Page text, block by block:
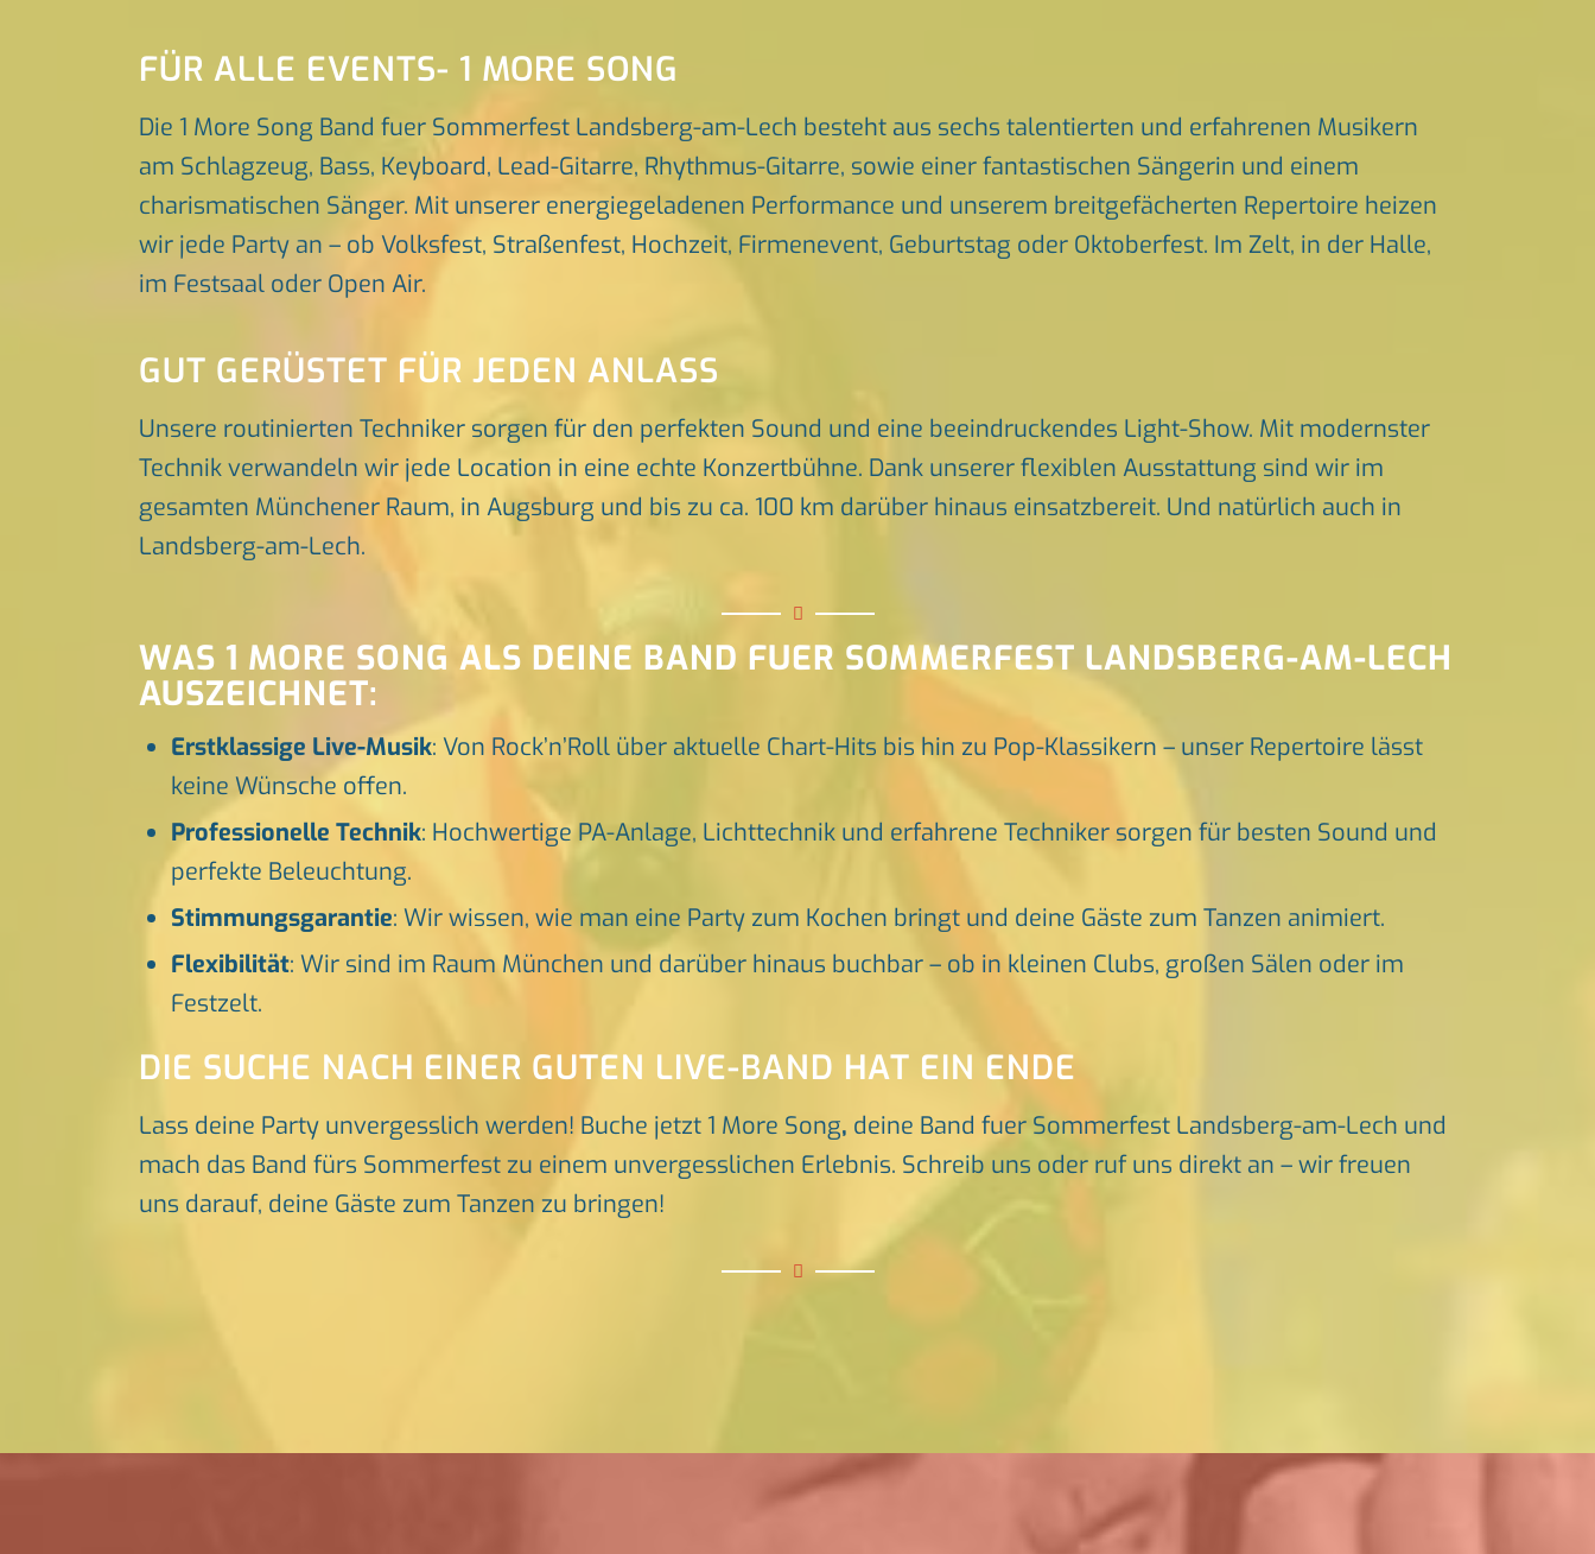
FÜR ALLE EVENTS- 1 MORE SONG
Die 1 More Song Band fuer Sommerfest Landsberg-am-Lech besteht aus sechs talentierten und erfahrenen Musikern
am Schlagzeug, Bass, Keyboard, Lead-Gitarre, Rhythmus-Gitarre, sowie einer fantastischen Sängerin und einem
charismatischen Sänger. Mit unserer energiegeladenen Performance und unserem breitgefächerten Repertoire heizen
wir jede Party an – ob Volksfest, Straßenfest, Hochzeit, Firmenevent, Geburtstag oder Oktoberfest. Im Zelt, in der Halle,
im Festsaal oder Open Air.
GUT GERÜSTET FÜR JEDEN ANLASS
Unsere routinierten Techniker sorgen für den perfekten Sound und eine beeindruckendes Light-Show. Mit modernster
Technik verwandeln wir jede Location in eine echte Konzertbühne. Dank unserer flexiblen Ausstattung sind wir im
gesamten Münchener Raum, in Augsburg und bis zu ca. 100 km darüber hinaus einsatzbereit. Und natürlich auch in
Landsberg-am-Lech.
WAS 1 MORE SONG ALS DEINE BAND FUER SOMMERFEST LANDSBERG-AM-LECH
AUSZEICHNET:
Erstklassige Live-Musik: Von Rock’n’Roll über aktuelle Chart-Hits bis hin zu Pop-Klassikern – unser Repertoire lässt
keine Wünsche offen.
Professionelle Technik: Hochwertige PA-Anlage, Lichttechnik und erfahrene Techniker sorgen für besten Sound und
perfekte Beleuchtung.
Stimmungsgarantie: Wir wissen, wie man eine Party zum Kochen bringt und deine Gäste zum Tanzen animiert.
Flexibilität: Wir sind im Raum München und darüber hinaus buchbar – ob in kleinen Clubs, großen Sälen oder im
Festzelt.
DIE SUCHE NACH EINER GUTEN LIVE-BAND HAT EIN ENDE
Lass deine Party unvergesslich werden! Buche jetzt 1 More Song, deine Band fuer Sommerfest Landsberg-am-Lech und
mach das Band fürs Sommerfest zu einem unvergesslichen Erlebnis. Schreib uns oder ruf uns direkt an – wir freuen
uns darauf, deine Gäste zum Tanzen zu bringen!